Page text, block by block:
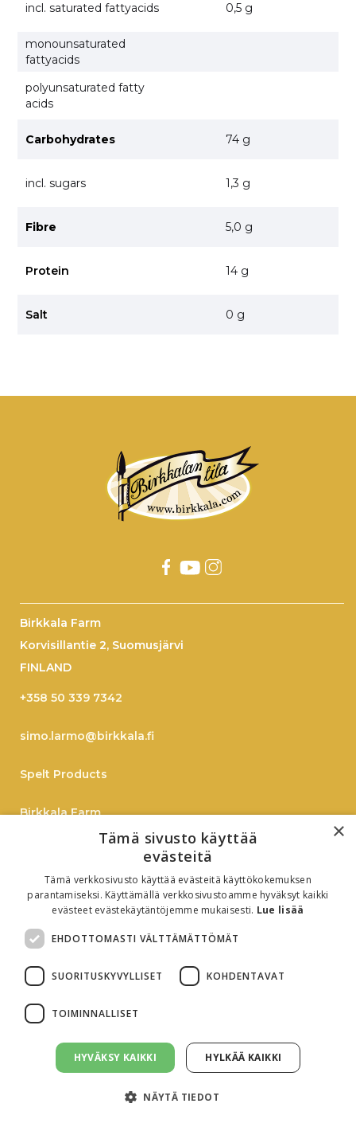
incl. saturated fattyacids 0,5 g
monounsaturated
fattyacids
polyunsaturated fatty
acids
Carbohydrates 74 g
incl. sugars 1,3 g
Fibre 5,0 g
Protein 14 g
Salt 0 g
Birkkala Farm
Korvisillantie 2, Suomusjärvi
FINLAND
+358 50 339 7342
simo.larmo@birkkala.fi
Spelt Products
Birkkala Farm
On-Line Shopping
B2B
Oiva-report
×
Tämä sivusto käyttää
evästeitä
Tämä verkkosivusto käyttää evästeitä käyttökokemuksen
parantamiseksi. Käyttämällä verkkosivustoamme hyväksyt kaikki
evästeet evästekäytäntöjemme mukaisesti. Lue lisää
EHDOTTOMASTI VÄLTTÄMÄTTÖMÄT
SUORITUSKYVYLLISET KOHDENTAVAT
TOIMINNALLISET
HYVÄKSY KAIKKI HYLKÄÄ KAIKKI
NÄYTÄ TIEDOT